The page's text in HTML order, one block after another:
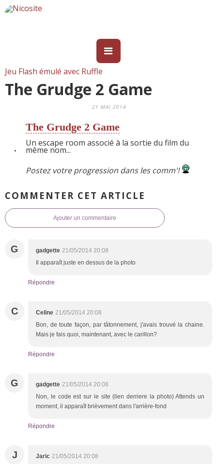
Jeu Flash émulé avec Ruffle
The Grudge 2 Game
21 MAI 2014
The Grudge 2 Game
Un escape room associé à la sortie du film du
même nom...
Postez votre progression dans les comm'!
COMMENTER CET ARTICLE
Ajouter un commentaire
G gadgette 21/05/2014 20:08
Il apparaît juste en dessus de la photo
Répondre
C Celine 21/05/2014 20:08
Bon, de toute façon, par tâtonnement, j'avais trouvé la chaine.
Mais je fais quoi, maintenant, avec le carillon?
Répondre
G gadgette 21/05/2014 20:08
Non, le code est sur le site (lien derriere la photo) Attends un
moment, il apparaît brièvement dans l'arrière-fond
Répondre
J Jaric 21/05/2014 20:08